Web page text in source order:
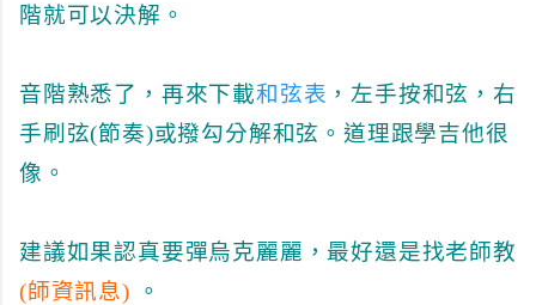
階就可以決解。
音階熟悉了，再來下載和弦表 ，左手按和弦，右
手刷弦(節奏)或撥勾分解和弦。道理跟學吉他很
像。
建議如果認真要彈烏克麗麗，最好還是找老師教
(師資訊息) 。